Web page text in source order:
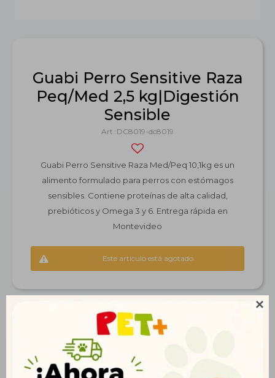

Guabi Perro Sensitive Raza
Peq/Med 2,5 kg|Digestión
Sensible
DC8019-dc8019
Guabi Perro Sensitive Raza Med/Peq 10,1kg es un
alimento formulado para perros con estómagos
sensibles. Contiene proteínas de alta calidad,
prebióticos y Omega 3 y 6. Entrega rápida en
Montevideo
Este artículo está agotado.
Productos que te pueden interesar